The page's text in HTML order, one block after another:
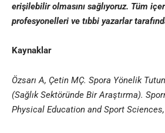
erişilebilir olmasını sağlıyoruz. Tüm
profesyonelleri ve tıbbi yazarlar
Kaynaklar
Özsarı A, Çetin MÇ. Spora Yönelik
(Sağlık Sektöründe Bir Araştırma).
Physical Education and Sport